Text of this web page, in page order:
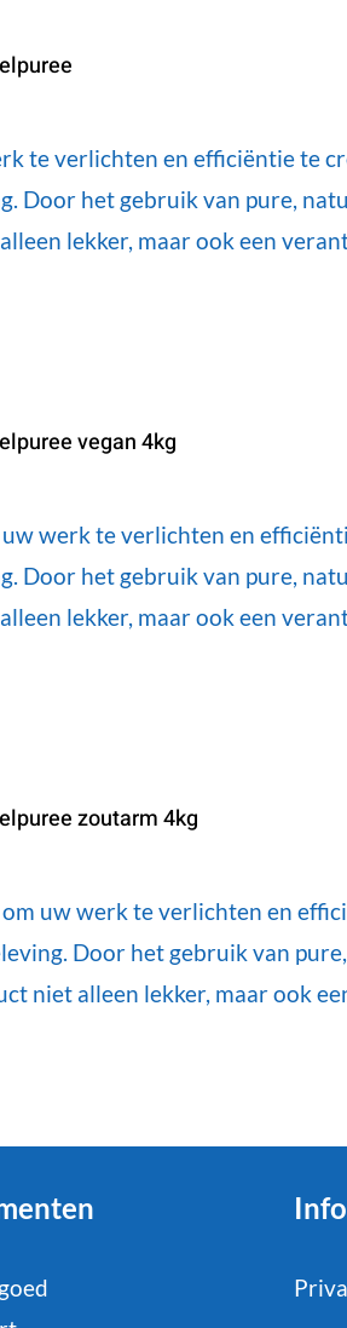
te verlichten en efficiëntie te
Door het gebruik van pure,
lekker, maar ook een
vegan 4kg
werk te verlichten en
Door het gebruik van pure,
lekker, maar ook een
zoutarm 4kg
uw werk te verlichten en
Door het gebruik van
niet alleen lekker, maar ook
Info